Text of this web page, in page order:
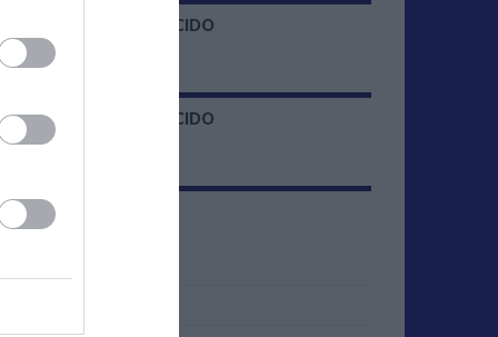
FEED DESCONOCIDO
FEED DESCONOCIDO
OTRAS CC.AA.